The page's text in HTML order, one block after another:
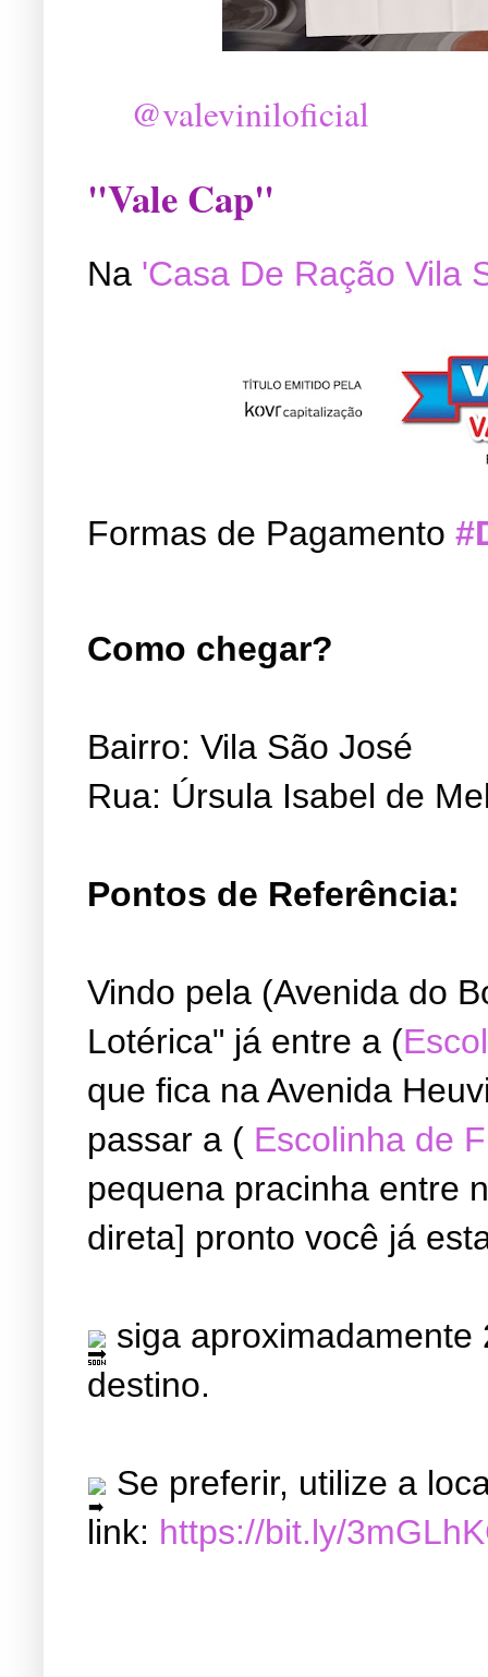
@valeviniloficial
"Vale Cap"
Na 'Casa De Ração Vila
Formas de Pagamento
Como chegar?
Bairro: Vila São José
Rua: Úrsula Isabel de
Pontos de Referência:
Vindo pela (Avenida do
Lotérica" já entre a (
que fica na Avenida
passar a ( Escolinha de
pequena pracinha entre
direta] pronto você já
siga
destino.
Se preferir, utilize a
link: https://bit.ly/